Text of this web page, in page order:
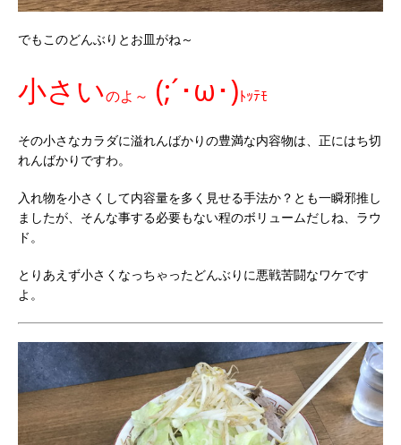
でもこのどんぶりとお皿がね～
小さいのよ～ (;´･ω･)ﾄｯﾃﾓ
その小さなカラダに溢れんばかりの豊満な内容物は、正にはち切
れんばかりですわ。
入れ物を小さくして内容量を多く見せる手法か？とも一瞬邪推し
ましたが、そんな事する必要もない程のボリュームだしね、ラウ
ド。
とりあえず小さくなっちゃったどんぶりに悪戦苦闘なワケです
よ。